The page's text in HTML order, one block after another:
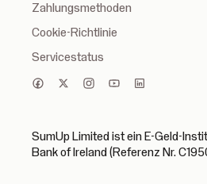
Zahlungsmethoden
Cookie-Richtlinie
Servicestatus
SumUp Limited ist ein E-Geld-
Bank of Ireland (Referenz Nr.